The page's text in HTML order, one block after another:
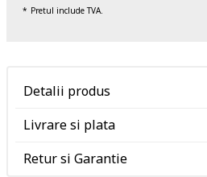
Pretul include TVA.
Detalii produs
Livrare si plata
Retur si Garantie